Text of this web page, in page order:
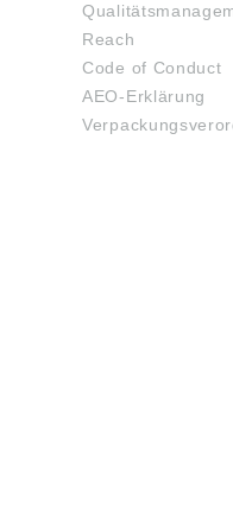
Reach
Code of Conduct
AEO-Erklärung